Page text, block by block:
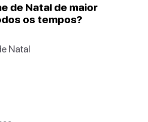
de Natal de maior
os tempos?
Natal